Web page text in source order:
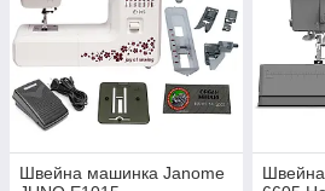
Швейна машинка Janome